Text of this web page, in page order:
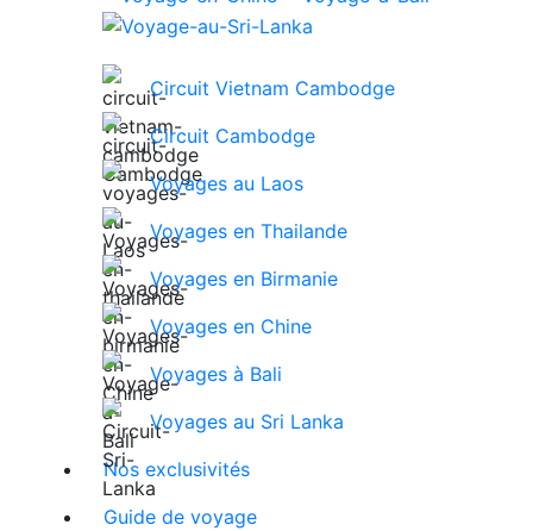
Circuit Vietnam Cambodge
Circuit Cambodge
Voyages au Laos
Voyages en Thailande
Voyages en Birmanie
Voyages en Chine
Voyages à Bali
Voyages au Sri Lanka
Nos exclusivités
Guide de voyage